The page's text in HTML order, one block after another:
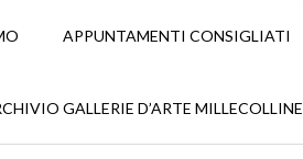
APPUNTAMENTI CONSIGLIATI
GALLERIE D’ARTE MILLECOLLINE